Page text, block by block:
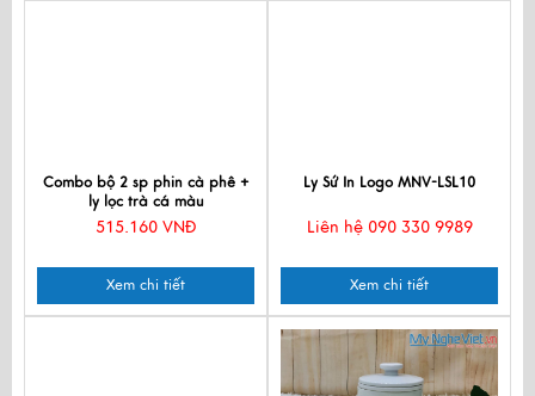
Combo bộ 2 sp phin cà phê +
ly lọc trà cá màu
515.160 VNĐ
Xem chi tiết
Ly Sứ In Logo MNV-LSL10
Liên hệ 090 330 9989
Xem chi tiết